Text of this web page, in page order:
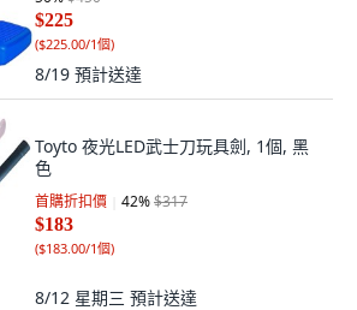
$225
($225.00/1個)
8/19 預計送達
Toyto 夜光LED武士刀玩具劍, 1個, 黑
色
首購折扣價 42%$317
$183
($183.00/1個)
8/12 星期三 預計送達